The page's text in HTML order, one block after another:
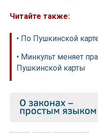
Читайте также:
• По Пушкинской
• Минкульт меняет
Пушкинской карты